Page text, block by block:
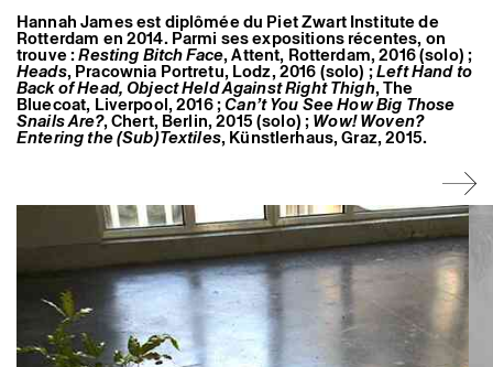
Hannah James est diplômée du Piet Zwart Institute de
Rotterdam en 2014. Parmi ses expositions récentes, on
trouve :Resting Bitch Face, Attent, Rotterdam, 2016 (solo) ;
Heads, Pracownia Portretu, Lodz, 2016 (solo) ;Left Hand to
Back of Head, Object Held Against Right Thigh, The
Bluecoat, Liverpool, 2016 ;Can’t You See How Big Those
Snails Are?, Chert, Berlin, 2015 (solo) ;Wow! Woven?
Entering the (Sub)Textiles, Künstlerhaus, Graz, 2015.